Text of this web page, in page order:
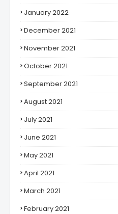
January 2022
December 2021
November 2021
October 2021
September 2021
August 2021
July 2021
June 2021
May 2021
April 2021
March 2021
February 2021